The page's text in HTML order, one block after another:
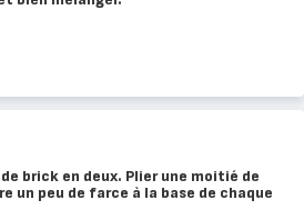
brick en deux. Plier une moitié de
un peu de farce à la base de chaque